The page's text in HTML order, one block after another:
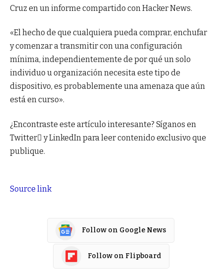
Cruz en un informe compartido con Hacker News.
«El hecho de que cualquiera pueda comprar, enchufar
y comenzar a transmitir con una configuración
mínima, independientemente de por qué un solo
individuo u organización necesita este tipo de
dispositivo, es probablemente una amenaza que aún
está en curso».
¿Encontraste este artículo interesante? Síganos en
Twitter y LinkedIn para leer contenido exclusivo que
publique.
Source link
Follow on Google News
Follow on Flipboard